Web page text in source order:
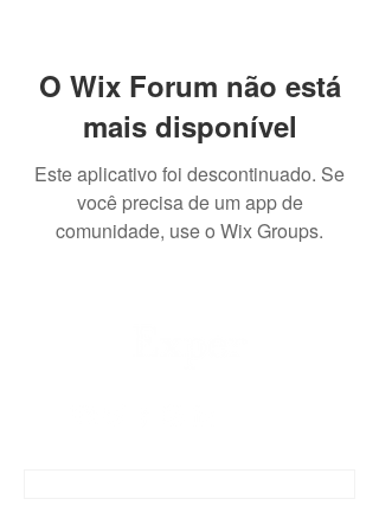
O Wix Forum não está
mais disponível
Este aplicativo foi descontinuado. Se
você precisa de um app de
comunidade, use o Wix Groups.